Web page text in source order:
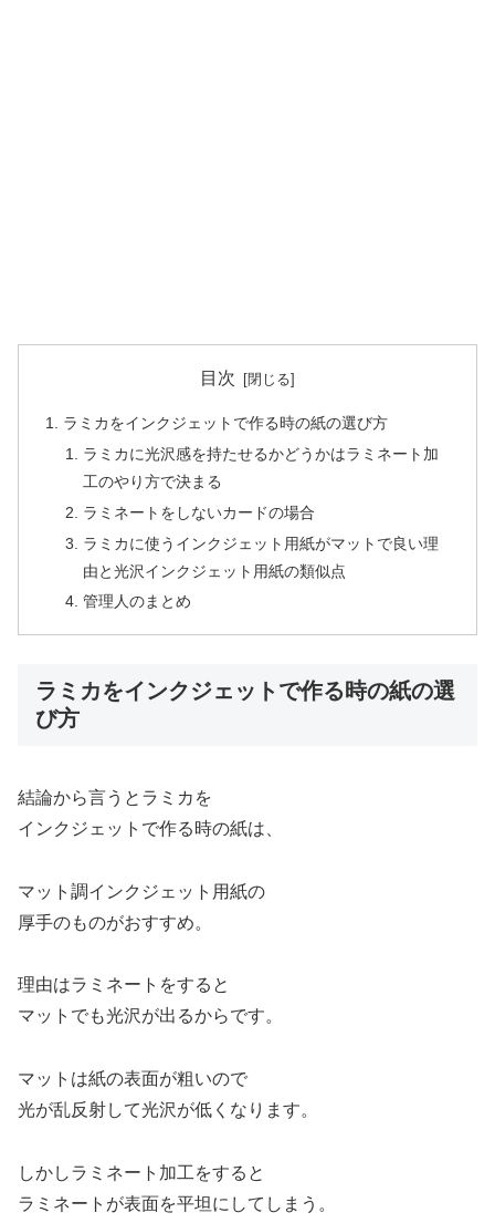
目次
ラミカをインクジェットで作る時の紙の選び方
ラミカに光沢感を持たせるかどうかはラミネート加
工のやり方で決まる
ラミネートをしないカードの場合
ラミカに使うインクジェット用紙がマットで良い理
由と光沢インクジェット用紙の類似点
管理人のまとめ
ラミカをインクジェットで作る時の紙の選
び方
結論から言うとラミカを
インクジェットで作る時の紙は、
マット調インクジェット用紙の
厚手のものがおすすめ。
理由はラミネートをすると
マットでも光沢が出るからです。
マットは紙の表面が粗いので
光が乱反射して光沢が低くなります。
しかしラミネート加工をすると
ラミネートが表面を平坦にしてしまう。